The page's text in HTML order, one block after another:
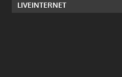
LIVEINTERNET